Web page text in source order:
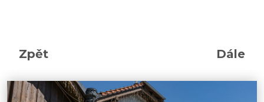
Zpět Dále